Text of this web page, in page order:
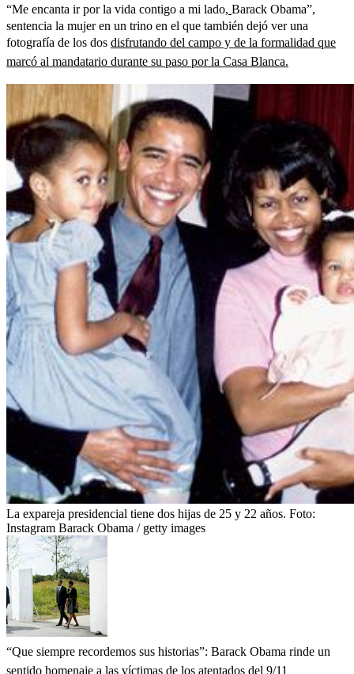
“Me encanta ir por la vida contigo a mi lado, Barack Obama”,
sentencia la mujer en un trino en el que también dejó ver una
fotografía de los dos disfrutando del campo y de la formalidad que
marcó al mandatario durante su paso por la Casa Blanca.
La expareja presidencial tiene dos hijas de 25 y 22 años. Foto:
Instagram Barack Obama / getty images
“Que siempre recordemos sus historias”: Barack Obama rinde un
sentido homenaje a las víctimas de los atentados del 9/11